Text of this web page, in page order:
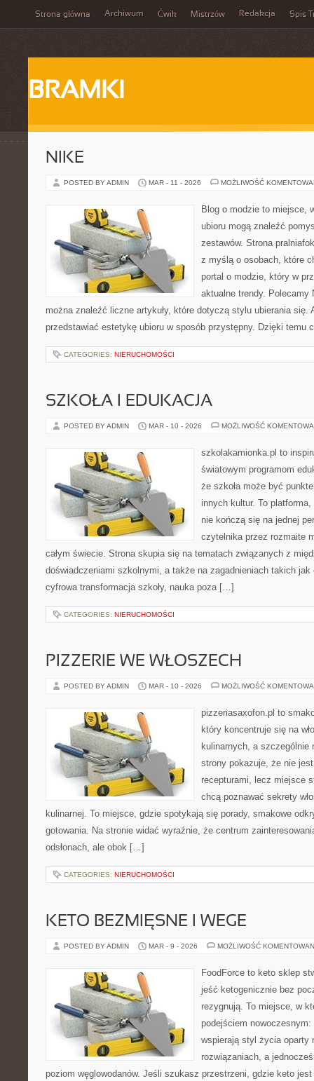
Strona główna Archiwum Ćwik Mistrzów Redakcja Spis
BRAMKI
NIKE
POSTED BY ADMIN MAR - 11 - 2026 MOŻLIWOŚĆ
Blog o modzie to miejsce,
ubioru mogą znaleźć
zestawów. Strona
z myślą o osobach, które
portal o modzie, który w
aktualne trendy. Polecamy
można znaleźć liczne artykuły, które dotyczą stylu ubierania się.
przedstawiać estetykę ubioru w sposób przystępny. Dzięki temu
CATEGORIES: NIERUCHOMOŚCI
SZKOŁA I EDUKACJA
POSTED BY ADMIN MAR - 10 - 2026 MOŻLIWOŚĆ
szkolakamionka.pl to
światowym programom
że szkoła może być
innych kultur. To
nie kończą się na jednej
czytelnika przez rozmaite
całym świecie. Strona skupia się na tematach związanych z
doświadczeniami szkolnymi, a także na zagadnieniach takich
cyfrowa transformacja szkoły, nauka poza […]
CATEGORIES: NIERUCHOMOŚCI
PIZZERIE WE WŁOSZECH
POSTED BY ADMIN MAR - 10 - 2026 MOŻLIWOŚĆ
pizzeriasaxofon.pl to
który koncentruje się na
kulinarnych, a
strony pokazuje, że nie
recepturami, lecz miejsce
chcą poznawać sekrety
kulinarnej. To miejsce, gdzie spotykają się porady, smakowe
gotowania. Na stronie widać wyraźnie, że centrum
odsłonach, ale obok […]
CATEGORIES: NIERUCHOMOŚCI
KETO BEZMIĘSNE I WEGE
POSTED BY ADMIN MAR - 9 - 2026 MOŻLIWOŚĆ
FoodForce to keto sklep
jeść ketogenicznie bez
rezygnują. To miejsce, w
podejściem
wspierają styl życia oparty
rozwiązaniach, a
poziom węglowodanów. Jeśli szukasz przestrzeni, gdzie keto